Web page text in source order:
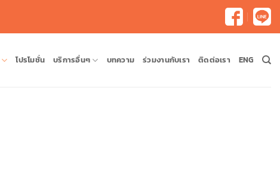
โปรโมชั่น บริการอื่นๆ บทความ ร่วมงานกับเรา ติดต่อเรา ENG